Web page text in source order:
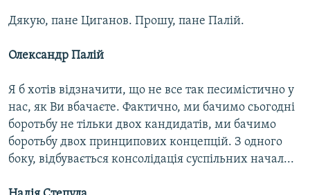
Дякую, пане Циганов. Прошу, пане Палій.
Олександр Палій
Я б хотів відзначити, що не все так песимістично у
нас, як Ви вбачаєте. Фактично, ми бачимо сьогодні
боротьбу не тільки двох кандидатів, ми бачимо
боротьбу двох принципових концепцій. З одного
боку, відбувається консолідація суспільних начал...